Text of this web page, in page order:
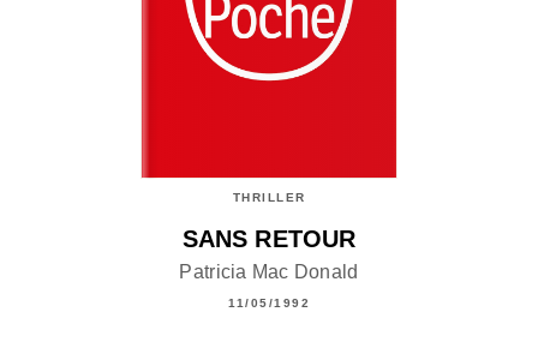
THRILLER
SANS RETOUR
Patricia Mac Donald
11/05/1992